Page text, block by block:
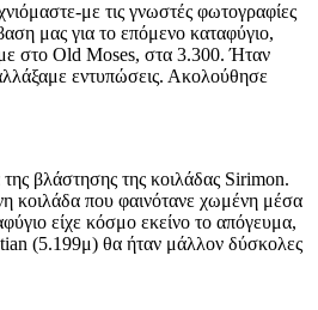
με τις γνωστές φωτογραφίες
μας για το επόμενο καταφύγιο,
στο Old Moses, στα 3.300. Ήταν
εντυπώσεις. Ακολούθησε
βλάστησης της κοιλάδας Sirimon.
κοιλάδα που φαινότανε χωμένη μέσα
είχε κόσμο εκείνο το απόγευμα,
(5.199μ) θα ήταν μάλλον δύσκολες